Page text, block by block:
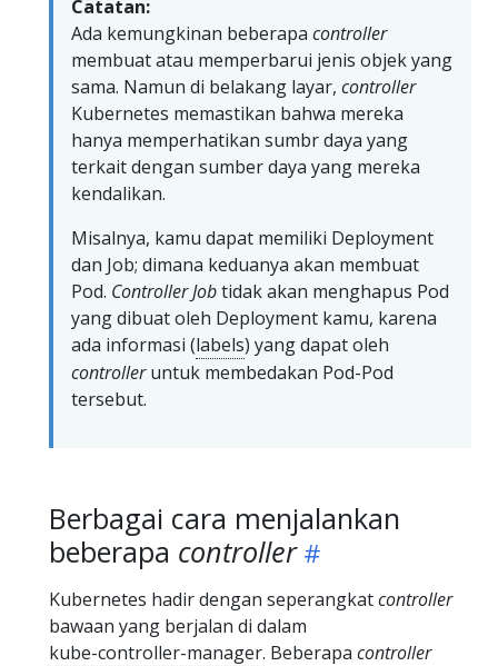
Catatan:
Ada kemungkinan beberapa controller
membuat atau memperbarui jenis objek yang
sama. Namun di belakang layar, controller
Kubernetes memastikan bahwa mereka
hanya memperhatikan sumbr daya yang
terkait dengan sumber daya yang mereka
kendalikan.
Misalnya, kamu dapat memiliki Deployment
dan Job; dimana keduanya akan membuat
Pod. Controller Jobtidak akan menghapus Pod
yang dibuat oleh Deployment kamu, karena
ada informasi (labels) yang dapat oleh
controlleruntuk membedakan Pod-Pod
tersebut.
Berbagai cara menjalankan
beberapa controller
Kubernetes hadir dengan seperangkatcontroller
bawaan yang berjalan di dalam
kube-controller-manager. Beberapa controller